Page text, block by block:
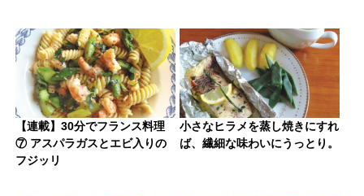
【連載】30分でフランス料理
⑦ アスパラガスとエビ入りの
フジッリ
小さなヒラメを蒸し焼きにすれ
ば、繊細な味わいにうっとり。